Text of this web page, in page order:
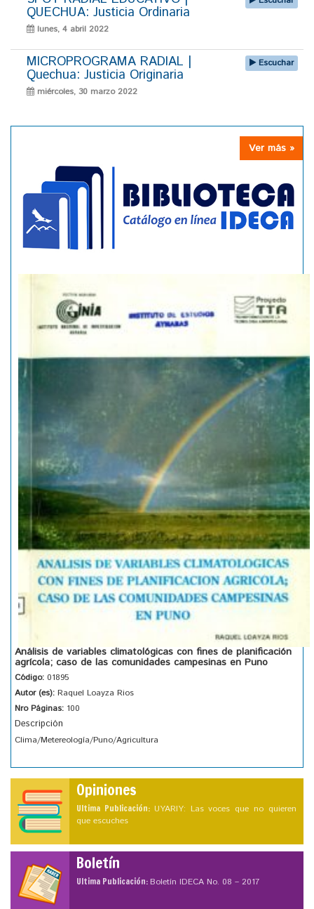
QUECHUA: Justicia Ordinaria
lunes, 4 abril 2022
MICROPROGRAMA RADIAL |
Quechua: Justicia Originaria
miércoles, 30 marzo 2022
Escuchar
Ver más »
Análisis de variables climatológicas con fines de planificación
agrícola; caso de las comunidades campesinas en Puno
Código: 01895
Autor (es): Raquel Loayza Rios
Nro Páginas: 100
Descripción
Clima/Metereología/Puno/Agricultura
Opiniones
Ultima Publicación: UYARIY: Las voces que no quieren
que escuches
Boletín
Ultima Publicación:Boletín IDECA No. 08 – 2017